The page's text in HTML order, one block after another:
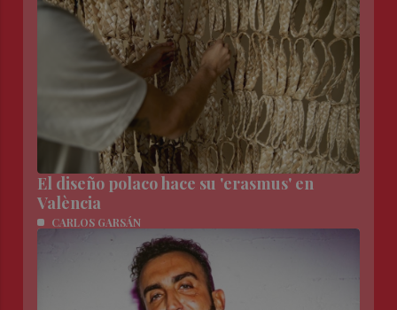
El diseño polaco hace su 'erasmus' en
València
CARLOS GARSÁN